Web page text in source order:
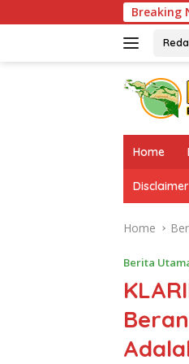
to
Breaking
Home
Disclaimer
Home
Berita